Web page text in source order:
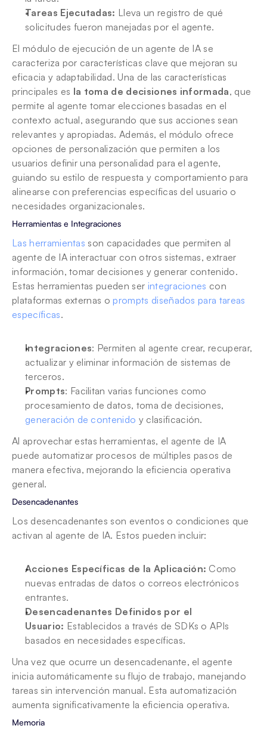
Tareas Ejecutadas: Lleva un registro de qué
solicitudes fueron manejadas por el agente.
El módulo de ejecución de un agente de IA se
caracteriza por características clave que mejoran su
eficacia y adaptabilidad. Una de las características
principales es la toma de decisiones informada, que
permite al agente tomar elecciones basadas en el
contexto actual, asegurando que sus acciones sean
relevantes y apropiadas. Además, el módulo ofrece
opciones de personalización que permiten a los
usuarios definir una personalidad para el agente,
guiando su estilo de respuesta y comportamiento para
alinearse con preferencias específicas del usuario o
necesidades organizacionales.
Herramientas e Integraciones
Las herramientas son capacidades que permiten al
agente de IA interactuar con otros sistemas, extraer
información, tomar decisiones y generar contenido.
Estas herramientas pueden ser integraciones con
plataformas externas o prompts diseñados para tareas
específicas.
Integraciones: Permiten al agente crear, recuperar,
actualizar y eliminar información de sistemas de
terceros.
Prompts: Facilitan varias funciones como
generación de contenido y clasificación.
Al aprovechar estas herramientas, el agente de IA
puede automatizar procesos de múltiples pasos de
manera efectiva, mejorando la eficiencia operativa
general.
Desencadenantes
Los desencadenantes son eventos o condiciones que
activan al agente de IA. Estos pueden incluir:
Acciones Específicas de la Aplicación: Como
nuevas entradas de datos o correos electrónicos
entrantes.
Desencadenantes Definidos por el
Usuario: Establecidos a través de SDKs o APIs
basados en necesidades específicas.
Una vez que ocurre un desencadenante, el agente
inicia automáticamente su flujo de trabajo, manejando
tareas sin intervención manual. Esta automatización
aumenta significativamente la eficiencia operativa.
Memoria